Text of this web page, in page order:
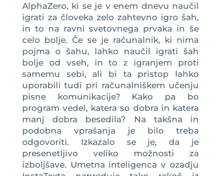
AlphaZero, ki se je v enem dnevu naučil
igrati za človeka zelo zahtevno igro šah,
in to na ravni svetovnega prvaka in še
celo bolje. Če se je računalnik, ki nima
pojma o šahu, lahko naučil igrati šah
bolje od vseh, in to z igranjem proti
samemu sebi, ali bi ta pristop lahko
uporabili tudi pri računalniškem učenju
pisne komunikacije? Kako pa bo
program vedel, katera so dobra in katera
manj dobra besedila? Na takšna in
podobna vprašanja je bilo treba
odgovoriti. Izkazalo se je, da je
presenetljivo veliko možnosti za
izboljšave. Umetna inteligenca v ozadju